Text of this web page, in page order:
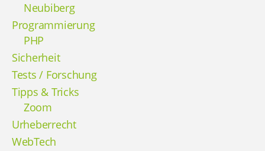
Neubiberg
Programmierung
PHP
Sicherheit
Tests / Forschung
Tipps & Tricks
Zoom
Urheberrecht
WebTech